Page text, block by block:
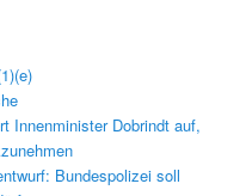
Innenminister Dobrindt auf,
Bundespolizei soll